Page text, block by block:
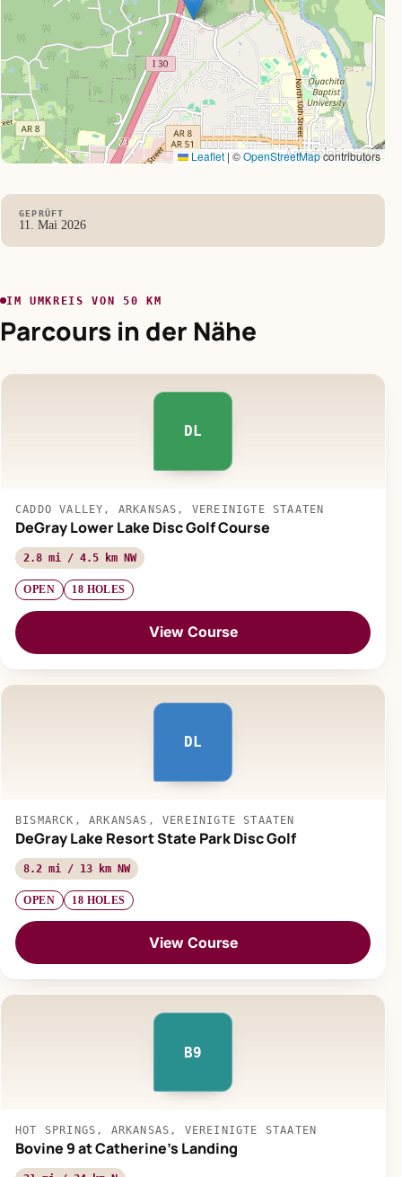
Leaflet | ©OpenStreetMapcontributors
GEPRÜFT
11. Mai 2026
IM UMKREIS VON 50 KM
Parcours in der Nähe
DL
CADDO VALLEY, ARKANSAS, VEREINIGTE STAATEN
DeGray Lower Lake Disc Golf Course
2.8 mi / 4.5 km NW
OPEN 18 HOLES
View Course
DL
BISMARCK, ARKANSAS, VEREINIGTE STAATEN
DeGray Lake Resort State Park Disc Golf
8.2 mi / 13 km NW
OPEN 18 HOLES
View Course
B9
HOT SPRINGS, ARKANSAS, VEREINIGTE STAATEN
Bovine 9 at Catherine's Landing